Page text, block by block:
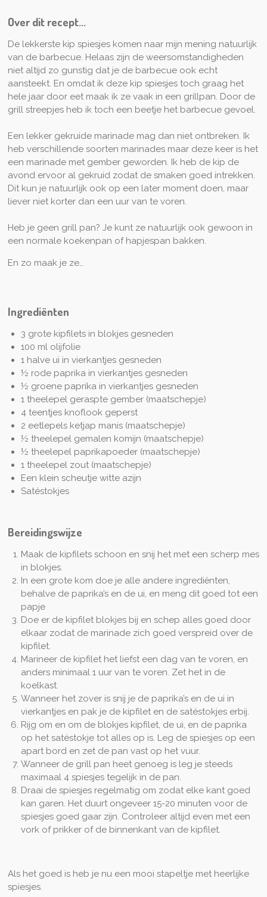
e
n
Over dit recept...
De lekkerste kip spiesjes komen naar mijn mening natuurlijk
van de barbecue. Helaas zijn de weersomstandigheden
niet altijd zo gunstig dat je de barbecue ook echt
aansteekt. En omdat ik deze kip spiesjes toch graag het
hele jaar door eet maak ik ze vaak in een grillpan. Door de
grill streepjes heb ik toch een beetje het barbecue gevoel.
Een lekker gekruide marinade mag dan niet ontbreken. Ik
heb verschillende soorten marinades maar deze keer is het
een marinade met gember geworden. Ik heb de kip de
avond ervoor al gekruid zodat de smaken goed intrekken.
Dit kun je natuurlijk ook op een later moment doen, maar
liever niet korter dan een uur van te voren.
Heb je geen grill pan? Je kunt ze natuurlijk ook gewoon in
een normale koekenpan of hapjespan bakken.
En zo maak je ze…
Ingrediënten
3 grote kipfilets in blokjes gesneden
100 ml olijfolie
1 halve ui in vierkantjes gesneden
½ rode paprika in vierkantjes gesneden
½ groene paprika in vierkantjes gesneden
1 theelepel geraspte gember (maatschepje)
4 teentjes knoflook geperst
2 eetlepels ketjap manis (maatschepje)
½ theelepel gemalen komijn (maatschepje)
½ theelepel paprikapoeder (maatschepje)
1 theelepel zout (maatschepje)
Een klein scheutje witte azijn
Satéstokjes
Bereidingswijze
Maak de kipfilets schoon en snij het met een scherp mes
in blokjes.
In een grote kom doe je alle andere ingrediënten,
behalve de paprika’s en de ui, en meng dit goed tot een
papje
Doe er de kipfilet blokjes bij en schep alles goed door
elkaar zodat de marinade zich goed verspreid over de
kipfilet.
Marineer de kipfilet het liefst een dag van te voren, en
anders minimaal 1 uur van te voren. Zet het in de
koelkast.
Wanneer het zover is snij je de paprika’s en de ui in
vierkantjes en pak je de kipfilet en de satéstokjes erbij.
Rijg om en om de blokjes kipfilet, de ui, en de paprika
op het satéstokje tot alles op is. Leg de spiesjes op een
apart bord en zet de pan vast op het vuur.
Wanneer de grill pan heet genoeg is leg je steeds
maximaal 4 spiesjes tegelijk in de pan.
Draai de spiesjes regelmatig om zodat elke kant goed
kan garen. Het duurt ongeveer 15-20 minuten voor de
spiesjes goed gaar zijn. Controleer altijd even met een
vork of prikker of de binnenkant van de kipfilet.
Als het goed is heb je nu een mooi stapeltje met heerlijke
spiesjes.